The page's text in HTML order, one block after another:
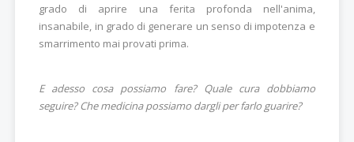
grado di aprire una ferita profonda nell'anima,
insanabile, in grado di generare un senso di impotenza e
smarrimento mai provati prima.
E adesso cosa possiamo fare? Quale cura dobbiamo
seguire? Che medicina possiamo dargli per farlo guarire?